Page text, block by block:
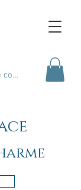
connecter